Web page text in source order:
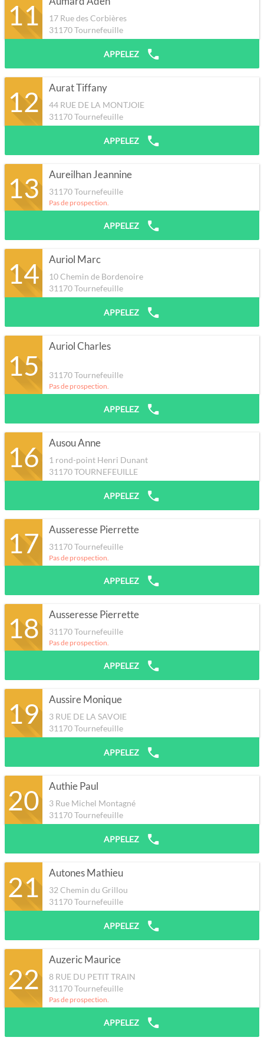
11
17 Rue des Corbières
31170Tournefeuille
APPELEZ
12 Aurat Tiffany
44 RUE DE LA MONTJOIE
31170Tournefeuille
APPELEZ
13 Aureilhan Jeannine
31170Tournefeuille
Pas de prospection.
APPELEZ
14 Auriol Marc
10 Chemin de Bordenoire
31170Tournefeuille
APPELEZ
15
Auriol Charles
31170Tournefeuille
Pas de prospection.
APPELEZ
16 Ausou Anne
1 rond-point Henri Dunant
31170TOURNEFEUILLE
APPELEZ
17 Ausseresse Pierrette
31170Tournefeuille
Pas de prospection.
APPELEZ
18 Ausseresse Pierrette
31170Tournefeuille
Pas de prospection.
APPELEZ
19 Aussire Monique
3 RUE DE LA SAVOIE
31170Tournefeuille
APPELEZ
20 Authie Paul
3 Rue Michel Montagné
31170Tournefeuille
APPELEZ
21 Autones Mathieu
32 Chemin du Grillou
31170Tournefeuille
APPELEZ
22
Auzeric Maurice
8 RUE DU PETIT TRAIN
31170Tournefeuille
Pas de prospection.
APPELEZ